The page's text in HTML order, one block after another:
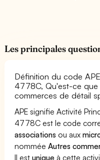
Les principales
Définition du code
4778C, Qu'est-ce que
commerces de détail
APE signifie Activité
4778C est le code
associations ou aux
nomméeAutres
Il estunique à cette